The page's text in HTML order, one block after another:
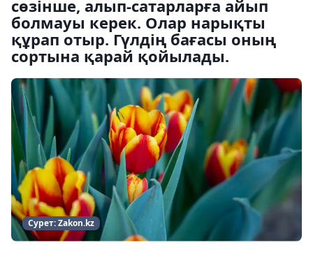
сөзінше, алып-cатарларға айып
болмауы керек. Олар нарықты
құрап отыр. Гүлдің бағасы оның
сортына қарай қойылады.
Сурет: Zakon.kz